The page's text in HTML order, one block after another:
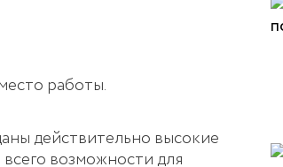
работы.
действительно высокие
возможности для